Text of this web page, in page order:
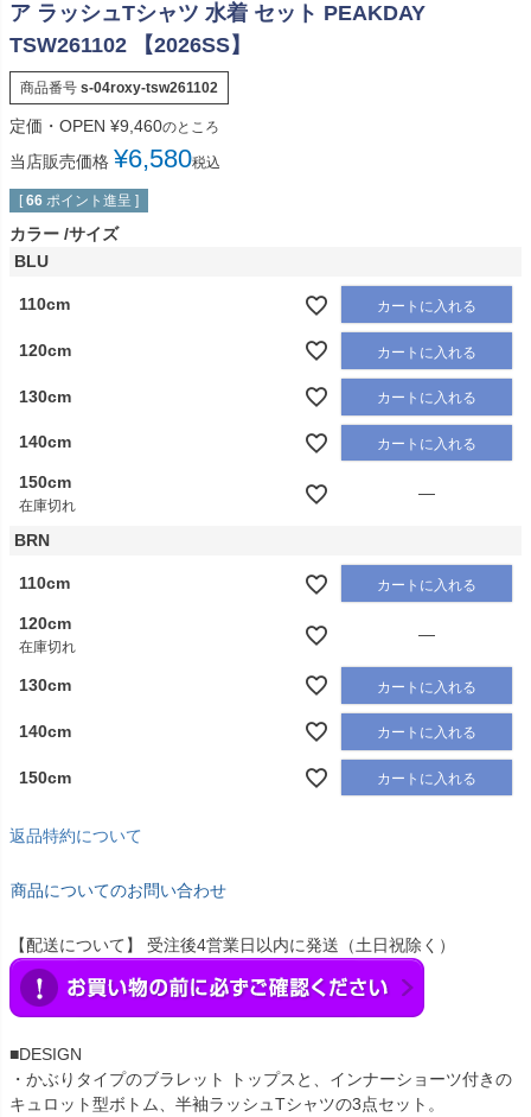
ア ラッシュTシャツ 水着 セット PEAKDAY
TSW261102 【2026SS】
商品番号 s-04roxy-tsw261102
定価・OPEN ¥9,460のところ
当店販売価格 ¥6,580税込
[ 66 ポイント進呈 ]
カラー サイズ
BLU
110cm カートに入れる
120cm カートに入れる
130cm カートに入れる
140cm カートに入れる
150cm
在庫切れ
—
BRN
110cm カートに入れる
120cm
在庫切れ
—
130cm カートに入れる
140cm カートに入れる
150cm カートに入れる
返品特約について
商品についてのお問い合わせ
【配送について】 受注後4営業日以内に発送（土日祝除く）
■DESIGN
・かぶりタイプのブラレット トップスと、インナーショーツ付きの
キュロット型ボトム、半袖ラッシュTシャツの3点セット。